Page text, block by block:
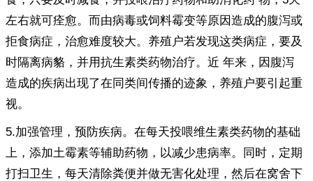
左右就可痊愈。而由病毒或饲料霉变等原因造成的腹泻或
拒食病症，治愈难度较大。养殖户若发现这类病症，要及
时隔离病貉，并用抗生素类药物治疗。近 年来，因腹泻
造成的疾病出现了在同类间传播的迹象，养殖户要引起重
视。
5.加强管理，预防疾病。在每天投喂维生素类药物的基础
上，添加土霉素等辅助药物，以减少患病率。同时，定期
打扫卫生，每天清除粪便并做无害化处理，然后在窝舍下